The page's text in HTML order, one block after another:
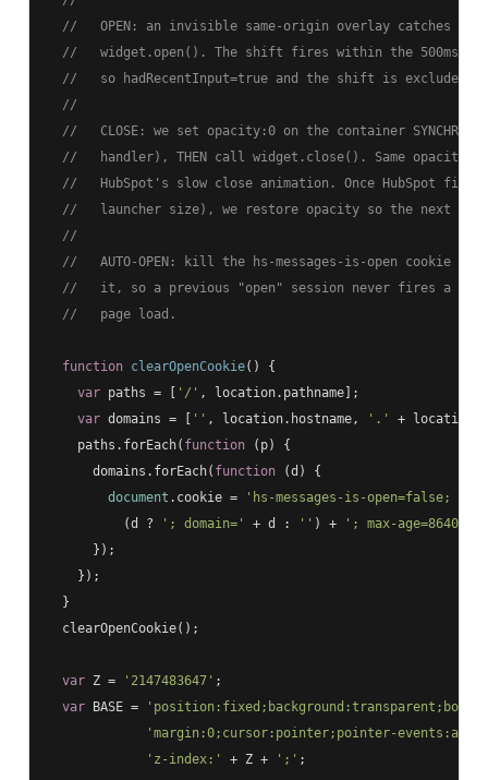
//   OPEN: an invisible same-origin overlay catches
//   widget.open(). The shift fires within the 500ms
//   so hadRecentInput=true and the shift is excluded
//
//   CLOSE: we set opacity:0 on the container
//   handler), THEN call widget.close(). Same opacity-0
//   HubSpot's slow close animation. Once HubSpot
//   launcher size), we restore opacity so the next
//
//   AUTO-OPEN: kill the hs-messages-is-open cookie
//   it, so a previous "open" session never fires a no-
//   page load.
function clearOpenCookie( )
{
var paths = [ '/' , location.pathname];
var domains = [ '' , location.hostname, '.'
+
    paths.forEach(
function ( p)
{
      domains.forEach(
function (d )
{
document .cookie =
'hs-messages-is-open=false;
          (d ?
'; domain=' + d : '' ) +
'; max-age=86400;
      });
    });
  }
  clearOpenCookie();
var Z = '2147483647' ;
var BASE =
'margin:0;cursor:pointer;pointer-
'z-index:'
+ Z + ';' ;